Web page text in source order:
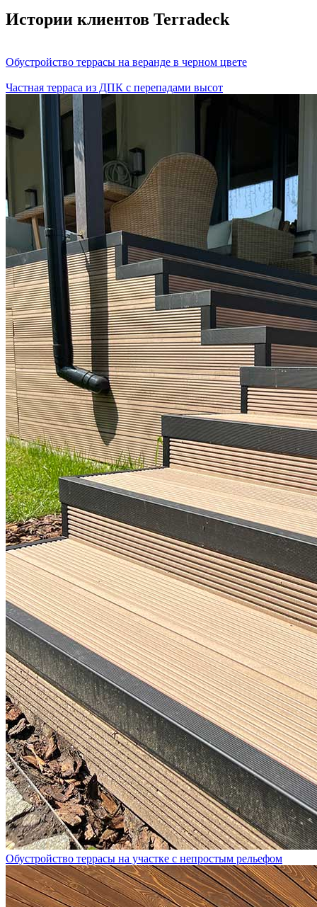
Истории клиентов Terradeck
Обустройство террасы на веранде в черном цвете
Частная терраса из ДПК с перепадами высот
Обустройство террасы на участке с непростым рельефом